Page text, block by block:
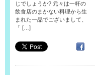
じでしょうか? 元々は一軒の
飲食店のまかない料理から生
まれた一品でございまして、
「 […]